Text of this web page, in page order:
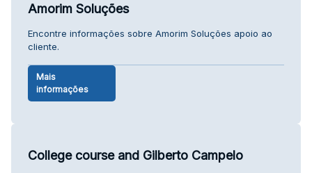
Amorim Soluções
Encontre informações sobre Amorim Soluções apoio ao
cliente.
Mais
informações
College course and Gilberto Campelo